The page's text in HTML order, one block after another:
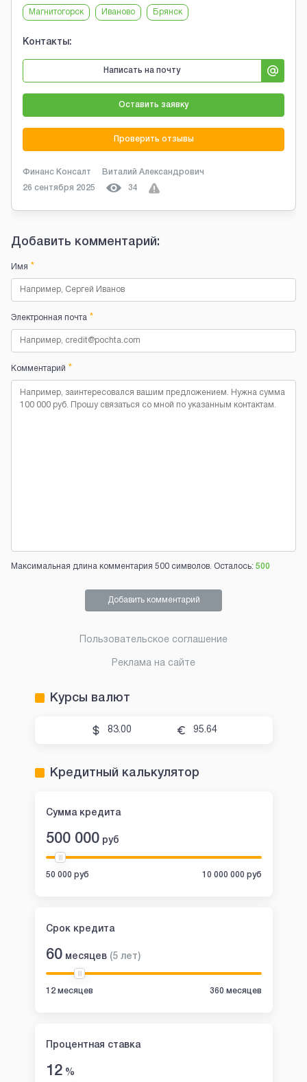
Магнитогорск Иваново Брянск
Контакты:
Написать на почту
Оставить заявку
Проверить отзывы
Финанс Консалт Виталий Александрович
26 сентября 2025 34
Добавить комментарий:
Имя *
Электронная почта *
Комментарий *
Максимальная длина комментария 500 символов. Осталось: 500
Добавить комментарий
Пользовательское соглашение
Реклама на сайте
Курсы валют
83.00 95.64
Кредитный калькулятор
Сумма кредита
500 000 руб
50 000 руб 10 000 000 руб
Срок кредита
60 месяцев (5 лет)
12 месяцев 360 месяцев
Процентная ставка
12%